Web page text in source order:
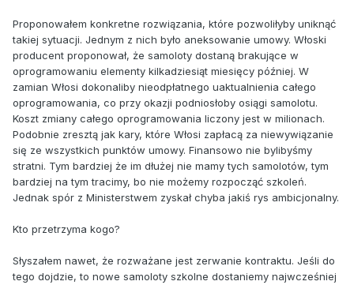
Proponowałem konkretne rozwiązania, które pozwoliłyby uniknąć
takiej sytuacji. Jednym z nich było aneksowanie umowy. Włoski
producent proponował, że samoloty dostaną brakujące w
oprogramowaniu elementy kilkadziesiąt miesięcy później. W
zamian Włosi dokonaliby nieodpłatnego uaktualnienia całego
oprogramowania, co przy okazji podniosłoby osiągi samolotu.
Koszt zmiany całego oprogramowania liczony jest w milionach.
Podobnie zresztą jak kary, które Włosi zapłacą za niewywiązanie
się ze wszystkich punktów umowy. Finansowo nie bylibyśmy
stratni. Tym bardziej że im dłużej nie mamy tych samolotów, tym
bardziej na tym tracimy, bo nie możemy rozpocząć szkoleń.
Jednak spór z Ministerstwem zyskał chyba jakiś rys ambicjonalny.
Kto przetrzyma kogo?
Słyszałem nawet, że rozważane jest zerwanie kontraktu. Jeśli do
tego dojdzie, to nowe samoloty szkolne dostaniemy najwcześniej